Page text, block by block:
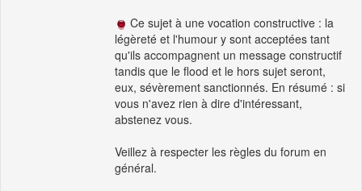
Ce sujet à une vocation constructive : la
légèreté et l'humour y sont acceptées tant
qu'ils accompagnent un message constructif
tandis que le flood et le hors sujet seront,
eux, sévèrement sanctionnés. En résumé : si
vous n'avez rien à dire d'intéressant,
abstenez vous.
Veillez à respecter les règles du forum en
général.